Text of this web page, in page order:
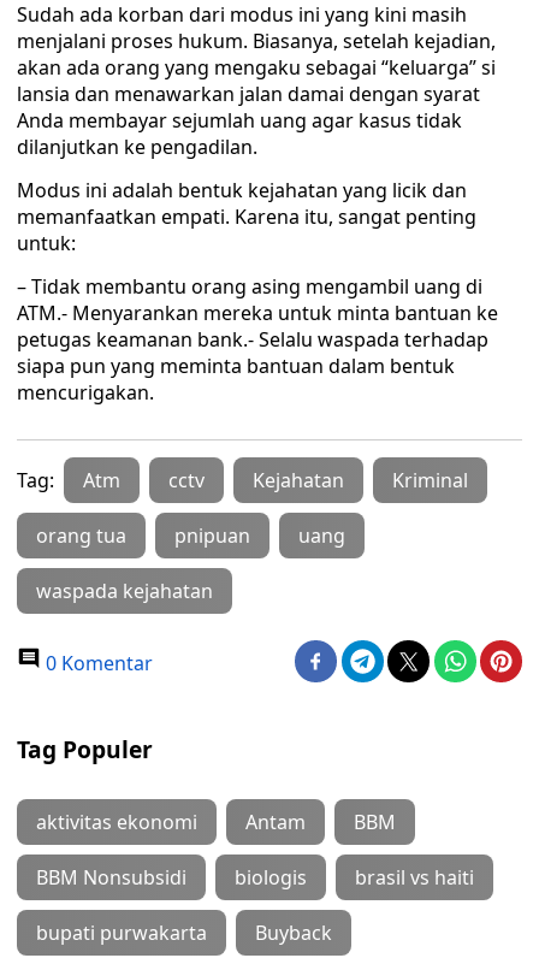
Sudah ada korban dari modus ini yang kini masih
menjalani proses hukum. Biasanya, setelah kejadian,
akan ada orang yang mengaku sebagai “keluarga” si
lansia dan menawarkan jalan damai dengan syarat
Anda membayar sejumlah uang agar kasus tidak
dilanjutkan ke pengadilan.
Modus ini adalah bentuk kejahatan yang licik dan
memanfaatkan empati. Karena itu, sangat penting
untuk:
– Tidak membantu orang asing mengambil uang di
ATM.- Menyarankan mereka untuk minta bantuan ke
petugas keamanan bank.- Selalu waspada terhadap
siapa pun yang meminta bantuan dalam bentuk
mencurigakan.
Tag: Atm cctv Kejahatan Kriminal
orang tua pnipuan uang
waspada kejahatan
0 Komentar
Tag Populer
aktivitas ekonomi Antam BBM
BBM Nonsubsidi biologis brasil vs haiti
bupati purwakarta Buyback